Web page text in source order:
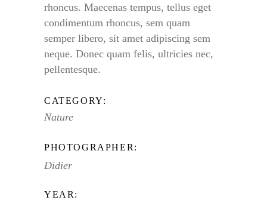
rhoncus. Maecenas tempus, tellus eget
condimentum rhoncus, sem quam
semper libero, sit amet adipiscing sem
neque. Donec quam felis, ultricies nec,
pellentesque.
CATEGORY:
Nature
PHOTOGRAPHER:
Didier
YEAR: